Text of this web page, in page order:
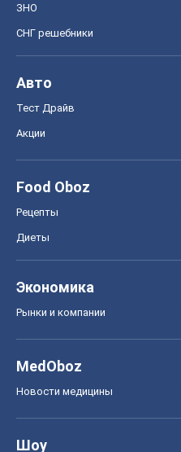
ЗНО
СНГ решебники
Авто
Тест Драйв
Акции
Food Oboz
Рецепты
Диеты
Экономика
Рынки и компании
MedOboz
Новости медицины
Шоу